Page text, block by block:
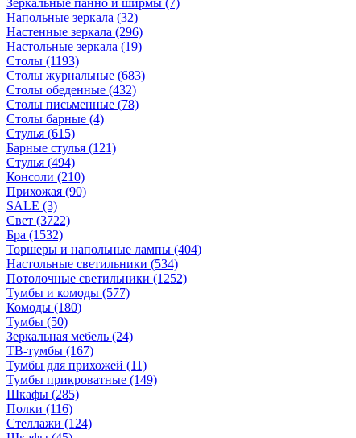
Зеркальные панно и ширмы (7)
Напольные зеркала (32)
Настенные зеркала (296)
Настольные зеркала (19)
Столы (1193)
Столы журнальные (683)
Столы обеденные (432)
Столы письменные (78)
Столы барные (4)
Стулья (615)
Барные стулья (121)
Стулья (494)
Консоли (210)
Прихожая (90)
SALE (3)
Свет (3722)
Бра (1532)
Торшеры и напольные лампы (404)
Настольные светильники (534)
Потолочные светильники (1252)
Тумбы и комоды (577)
Комоды (180)
Тумбы (50)
Зеркальная мебель (24)
ТВ-тумбы (167)
Тумбы для прихожей (11)
Тумбы прикроватные (149)
Шкафы (285)
Полки (116)
Стеллажи (124)